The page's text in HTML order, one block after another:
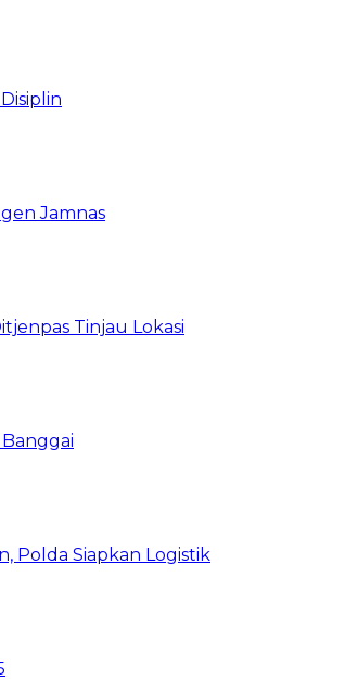
Jamnas
Tinjau Lokasi
Polda Siapkan Logistik